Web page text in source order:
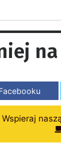
Wspieraj